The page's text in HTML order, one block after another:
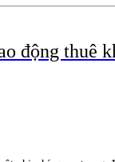
động thuê